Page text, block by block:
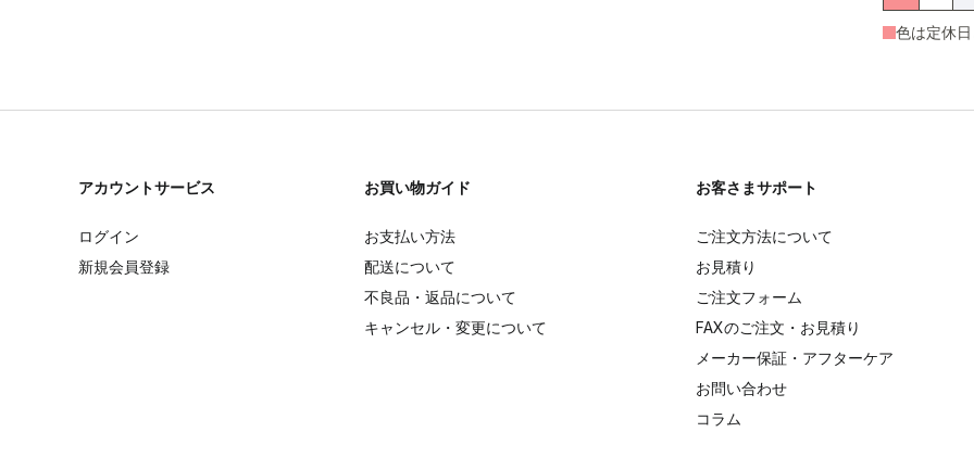
色は定休日
アカウントサービス
ログイン
新規会員登録
お買い物ガイド
お支払い方法
配送について
不良品・返品について
キャンセル・変更について
お客さまサポート
ご注文方法について
お見積り
ご注文フォーム
FAXのご注文・お見積り
メーカー保証・アフターケア
お問い合わせ
コラム